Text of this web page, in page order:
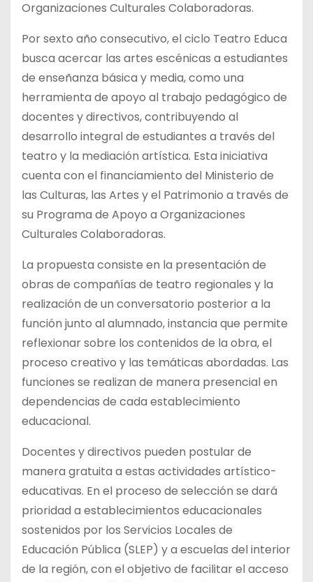
Organizaciones Culturales Colaboradoras.
Por sexto año consecutivo, el ciclo Teatro Educa
busca acercar las artes escénicas a estudiantes
de enseñanza básica y media, como una
herramienta de apoyo al trabajo pedagógico de
docentes y directivos, contribuyendo al
desarrollo integral de estudiantes a través del
teatro y la mediación artística. Esta iniciativa
cuenta con el financiamiento del Ministerio de
las Culturas, las Artes y el Patrimonio a través de
su Programa de Apoyo a Organizaciones
Culturales Colaboradoras.
La propuesta consiste en la presentación de
obras de compañías de teatro regionales y la
realización de un conversatorio posterior a la
función junto al alumnado, instancia que permite
reflexionar sobre los contenidos de la obra, el
proceso creativo y las temáticas abordadas. Las
funciones se realizan de manera presencial en
dependencias de cada establecimiento
educacional.
Docentes y directivos pueden postular de
manera gratuita a estas actividades artístico-
educativas. En el proceso de selección se dará
prioridad a establecimientos educacionales
sostenidos por los Servicios Locales de
Educación Pública (SLEP) y a escuelas del interior
de la región, con el objetivo de facilitar el acceso